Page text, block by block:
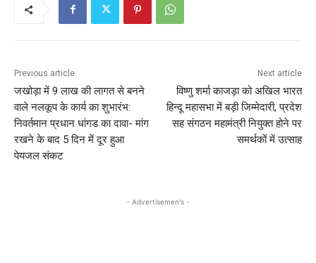
Previous article
जखोड़ा में 9 लाख की लागत से बनने
वाले नलकूप के कार्य का शुभारंभ:
निवर्तमान प्रधान धांगड का दावा- मांग
रखने के बाद 5 दिन में दूर हुआ
पेयजल संकट
Next article
विष्णु शर्मा काजड़ा को अखिल भारत
हिन्दू महासभा में बड़ी जिम्मेदारी, प्रदेश
सह संगठन महामंत्री नियुक्त होने पर
समर्थकों में उत्साह
- Advertisemen's -